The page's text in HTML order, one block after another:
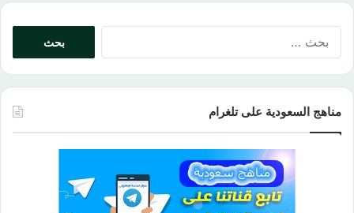
مناهج السعودية على تلغرام